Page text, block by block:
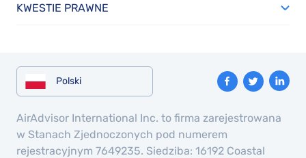
KWESTIE PRAWNE
Polski
AirAdvisor International Inc. to firma zarejestrowana
w Stanach Zjednoczonych pod numerem
rejestracyjnym 7649235. Siedziba: 16192 Coastal